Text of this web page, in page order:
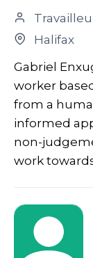
Halifax
Gabriel
worker
from a
informed
non-
work